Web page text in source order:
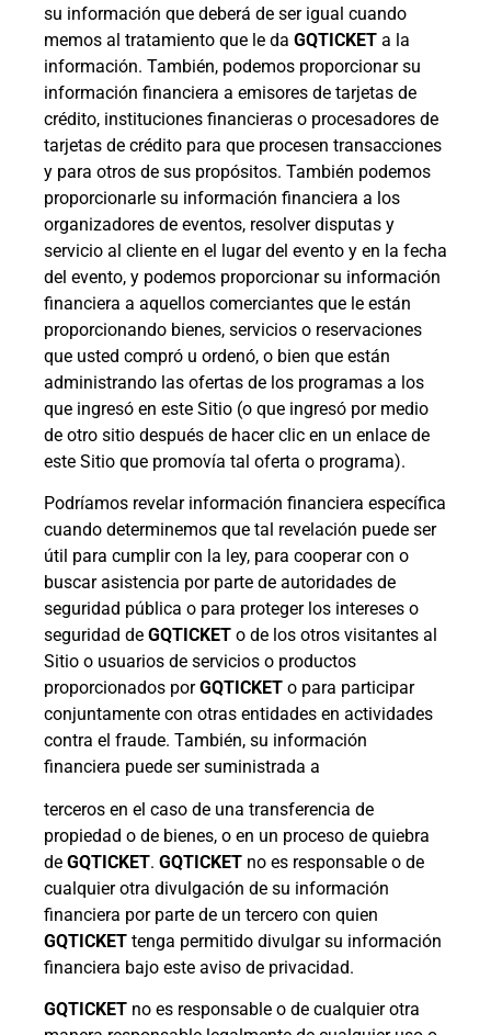
su información que deberá de ser igual cuando
memos al tratamiento que le da GQTICKET a la
información. También, podemos proporcionar su
información financiera a emisores de tarjetas de
crédito, instituciones financieras o procesadores de
tarjetas de crédito para que procesen transacciones
y para otros de sus propósitos. También podemos
proporcionarle su información financiera a los
organizadores de eventos, resolver disputas y
servicio al cliente en el lugar del evento y en la fecha
del evento, y podemos proporcionar su información
financiera a aquellos comerciantes que le están
proporcionando bienes, servicios o reservaciones
que usted compró u ordenó, o bien que están
administrando las ofertas de los programas a los
que ingresó en este Sitio (o que ingresó por medio
de otro sitio después de hacer clic en un enlace de
este Sitio que promovía tal oferta o programa).
Podríamos revelar información financiera específica
cuando determinemos que tal revelación puede ser
útil para cumplir con la ley, para cooperar con o
buscar asistencia por parte de autoridades de
seguridad pública o para proteger los intereses o
seguridad de GQTICKET o de los otros visitantes al
Sitio o usuarios de servicios o productos
proporcionados porGQTICKET o para participar
conjuntamente con otras entidades en actividades
contra el fraude. También, su información
financiera puede ser suministrada a
terceros en el caso de una transferencia de
propiedad o de bienes, o en un proceso de quiebra
de GQTICKET. GQTICKET no es responsable o de
cualquier otra divulgación de su información
financiera por parte de un tercero con quien
GQTICKET tenga permitido divulgar su información
financiera bajo este aviso de privacidad.
GQTICKET no es responsable o de cualquier otra